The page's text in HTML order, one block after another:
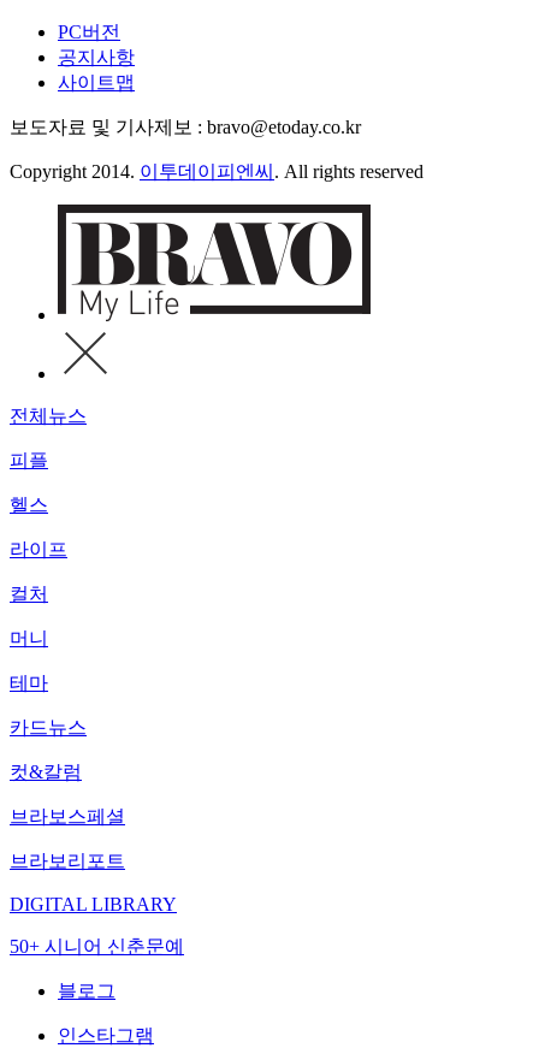
PC버전
공지사항
사이트맵
보도자료 및 기사제보 : bravo@etoday.co.kr
Copyright 2014. 이투데이피엔씨 . All rights reserved
전체뉴스
피플
헬스
라이프
컬처
머니
테마
카드뉴스
컷&칼럼
브라보스페셜
브라보리포트
DIGITAL LIBRARY
50+ 시니어 신춘문예
블로그
인스타그램